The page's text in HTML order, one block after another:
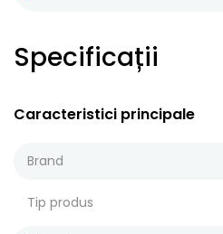
Specificații
Caracteristici principale
Brand
Tip produs